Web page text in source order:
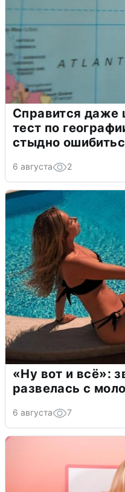
Справится даже
тест по
стыдно
6 августа 2
«Ну вот и всё»:
развелась с
6 августа 7